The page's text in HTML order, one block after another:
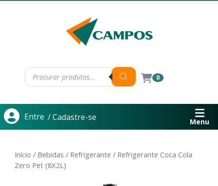
0
Entre / Cadastre-se Menu
Início / Bebidas / Refrigerante / Refrigerante Coca Cola
Zero Pet (8X2L)